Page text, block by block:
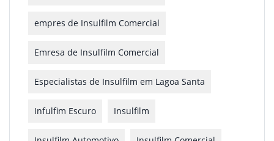
empres de Insulfilm Comercial
Emresa de Insulfilm Comercial
Especialistas de Insulfilm em Lagoa Santa
Infulfim Escuro Insulfilm